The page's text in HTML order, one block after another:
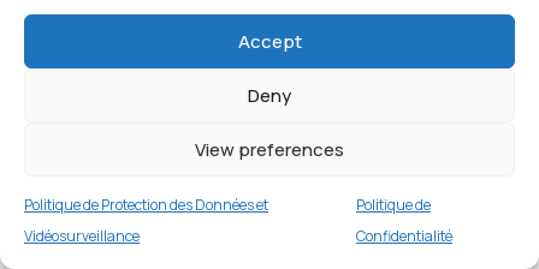
Accept
Deny
View preferences
Politique de Protection des Données et
Vidéosurveillance
Politique de
Confidentialité